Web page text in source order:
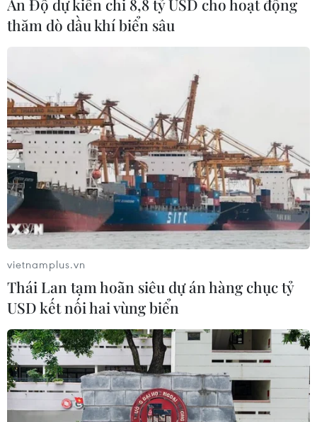
Hai hãng hàng không Vietnam Airlines và Jetstar Pacific
sẽ cung ứng hàng trăm nghìn vé bay để đáp ứng nhu
Giỗ tổ Hùng Vương (ngày 10/3 âm lịch)
Ngắm 'siêu tàu bay' Airbus A350
của Vietnam Airlines
01/04/2019 07:11
Dự kiến trong tháng Tư này, Vietnam Airlines sẽ đón
Ấn Độ dự kiến chi 8,8 tỷ USD cho hoạt động
thăm dò dầu khí biển sâu
vietnamplus.vn
Thái Lan tạm hoãn siêu dự án hàng chục tỷ
USD kết nối hai vùng biển